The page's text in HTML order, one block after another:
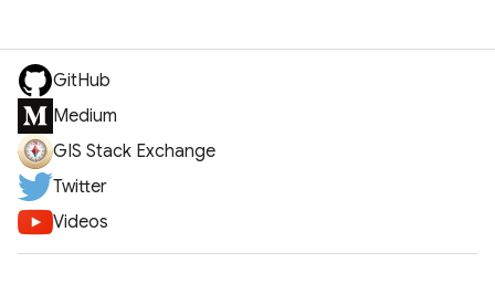
GitHub
Medium
GIS Stack Exchange
Twitter
Videos